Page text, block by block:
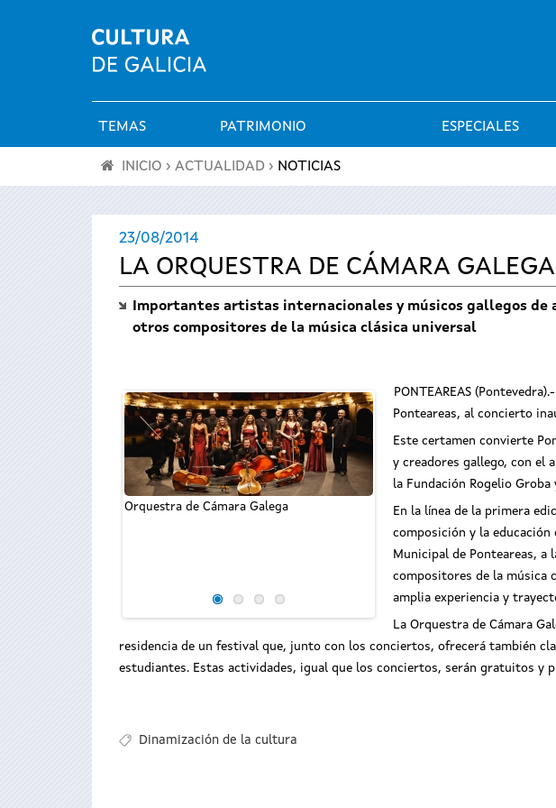
Menú
principal
TEMAS PATRIMONIO ESPECIALES
encuentra
usted
aquí
INICIO › ACTUALIDAD › NOTICIAS
23/08/2014
LA ORQUESTRA DE CÁMARA
Importantes artistas internacionales y músicos gallegos de
otros compositores de la música clásica universal
Orquestra de Cámara Galega
El secretario xeral de
concierto inaugural del II
PONTEAREAS
Ponteareas, al concierto
Este certamen convierte
y creadores gallego, con el
la Fundación Rogelio
En la línea de la primera
composición y la
Municipal de Ponteareas, a
compositores de la música
amplia experiencia y
La Orquestra de Cámara
residencia de un festival que, junto con los conciertos, ofrecerá también
estudiantes. Estas actividades, igual que los conciertos, serán gratuitos y
Dinamización de la cultura